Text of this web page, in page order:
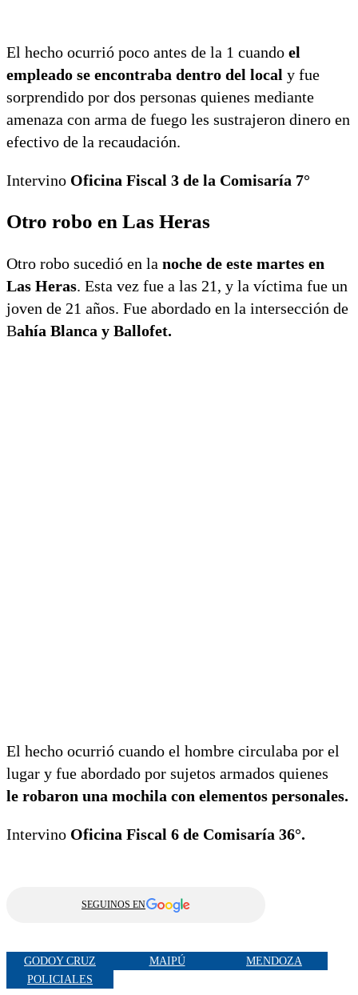
El hecho ocurrió poco antes de la 1 cuando el
empleado se encontraba dentro del local y fue
sorprendido por dos personas quienes mediante
amenaza con arma de fuego les sustrajeron dinero en
efectivo de la recaudación.
Intervino Oficina Fiscal 3 de la Comisaría 7°
Otro robo en Las Heras
Otro robo sucedió en la noche de este martes en
Las Heras. Esta vez fue a las 21, y la víctima fue un
joven de 21 años. Fue abordado en la intersección de
Bahía Blanca y Ballofet.
El hecho ocurrió cuando el hombre circulaba por el
lugar y fue abordado por sujetos armados quienes
le robaron una mochila con elementos personales.
Intervino Oficina Fiscal 6 de Comisaría 36°.
SEGUINOS EN
GODOY CRUZ MAIPÚ
MENDOZA
POLICIALES